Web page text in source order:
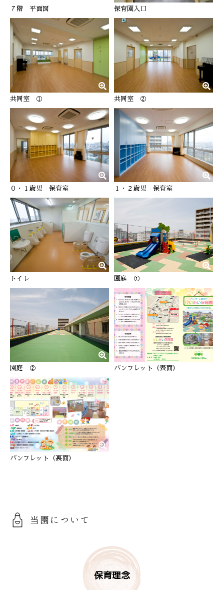
７階 平面図 保育園入口
共同室 ① 共同室 ②
０・１歳児 保育室 １・２歳児 保育室
トイレ 園庭 ①
園庭 ② パンフレット（表面）
パンフレット（裏面）
当園について
保育理念